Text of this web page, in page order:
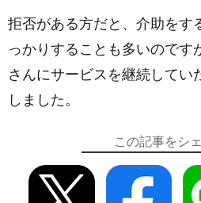
拒否がある方だと、介助をす
っかりすることも多いのです
さんにサービスを継続してい
しました。
この記事をシ